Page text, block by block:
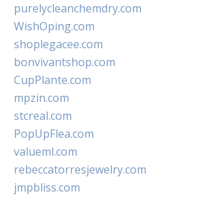
purelycleanchemdry.com
WishOping.com
shoplegacee.com
bonvivantshop.com
CupPlante.com
mpzin.com
stcreal.com
PopUpFlea.com
valueml.com
rebeccatorresjewelry.com
jmpbliss.com